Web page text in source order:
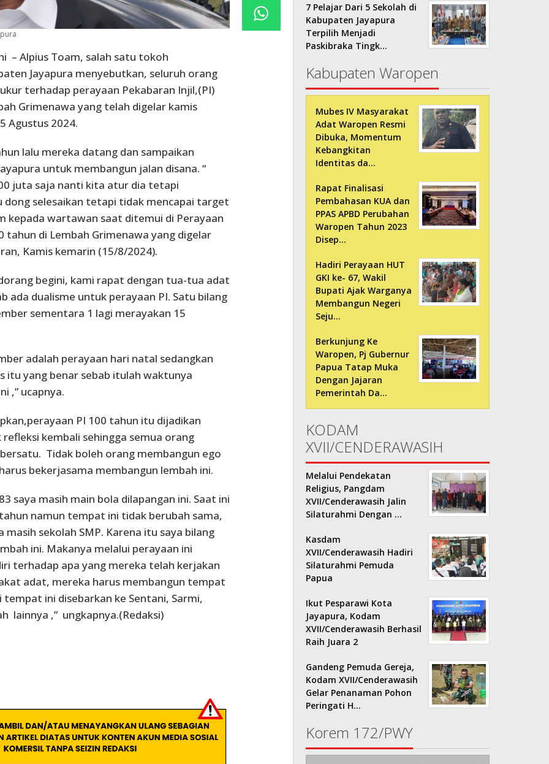
– Alpius Toam, salah satu tokoh
Jayapura menyebutkan, seluruh orang
terhadap perayaan Pekabaran Injil,(PI)
Grimenawa yang telah digelar kamis
Agustus 2024.
lalu mereka datang dan sampaikan
untuk membangun jalan disana. “
juta saja nanti kita atur dia tetapi
dong selesaikan tetapi tidak mencapai target
kepada wartawan saat ditemui di Perayaan
tahun di Lembah Grimenawa yang digelar
Kamis kemarin (15/8/2024).
begini, kami rapat dengan tua-tua adat
ada dualisme untuk perayaan PI. Satu bilang
sementara 1 lagi merayakan 15
adalah perayaan hari natal sedangkan
itu yang benar sebab itulah waktunya
,” ucapnya.
PI 100 tahun itu dijadikan
kembali sehingga semua orang
Tidak boleh orang membangun ego
bekerjasama membangun lembah ini.
saya masih main bola dilapangan ini. Saat ini
namun tempat ini tidak berubah sama,
sekolah SMP. Karena itu saya bilang
ini. Makanya melalui perayaan ini
terhadap apa yang mereka telah kerjakan
adat, mereka harus membangun tempat
ini disebarkan ke Sentani, Sarmi,
lainnya ,” ungkapnya.(Redaksi)
7 Pelajar Dari 5 Sekolah di
Kabupaten Jayapura
Terpilih Menjadi
Paskibraka Tingk…
Kabupaten Waropen
Mubes IV Masyarakat
Adat Waropen Resmi
Dibuka, Momentum
Kebangkitan
Identitas da…
Rapat Finalisasi
Pembahasan KUA dan
PPAS APBD Perubahan
Waropen Tahun 2023
Disep…
Hadiri Perayaan HUT
GKI ke- 67, Wakil
Bupati Ajak Warganya
Membangun Negeri
Seju…
Berkunjung Ke
Waropen, Pj Gubernur
Papua Tatap Muka
Dengan Jajaran
Pemerintah Da…
KODAM
XVII/CENDERAWASIH
Melalui Pendekatan
Religius, Pangdam
XVII/Cenderawasih Jalin
Silaturahmi Dengan …
Kasdam
XVII/Cenderawasih Hadiri
Silaturahmi Pemuda
Papua
Ikut Pesparawi Kota
Jayapura, Kodam
XVII/Cenderawasih Berhasil
Raih Juara 2
Gandeng Pemuda Gereja,
Kodam XVII/Cenderawasih
Gelar Penanaman Pohon
Peringati H…
Korem 172/PWY